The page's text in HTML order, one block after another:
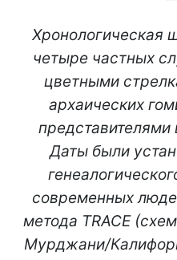
Хронологическая
четыре частных
цветными
архаических
представителями
Даты были
современных
метода TRACE
Мурджани/